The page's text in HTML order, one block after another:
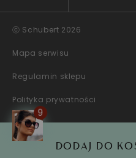
DODAJ DO
ⓒ Schubert 2026
Mapa serwisu
Regulamin sklepu
Polityka prywatności